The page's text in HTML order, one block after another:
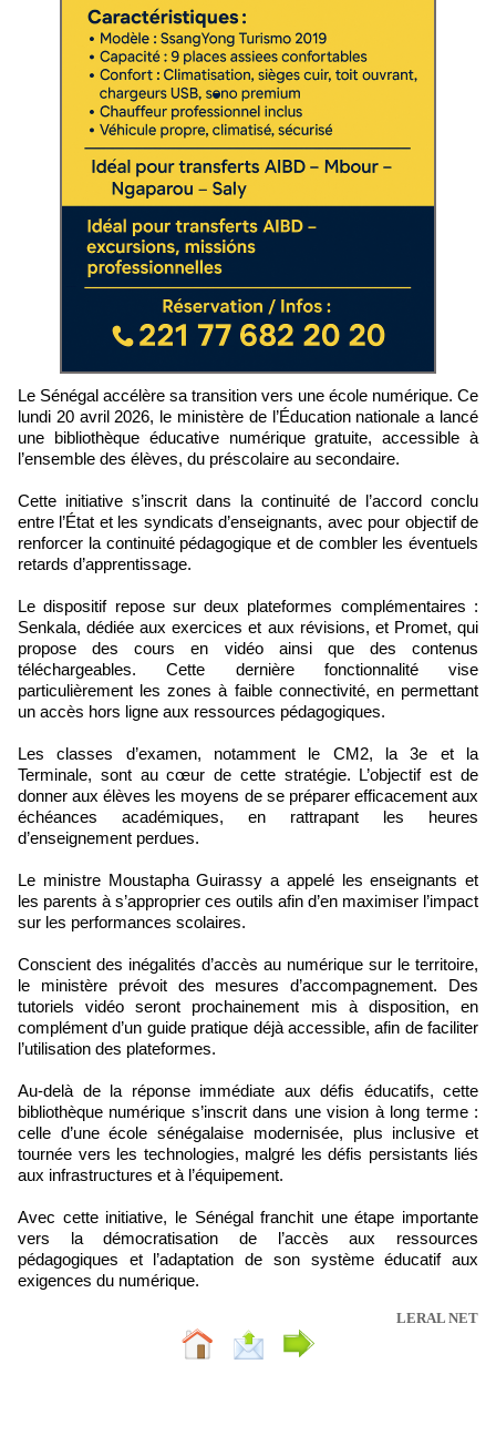
Le Sénégal accélère sa transition vers une école numérique. Ce
lundi 20 avril 2026, le ministère de l’Éducation nationale a lancé
une bibliothèque éducative numérique gratuite, accessible à
l’ensemble des élèves, du préscolaire au secondaire.
Cette initiative s’inscrit dans la continuité de l’accord conclu
entre l’État et les syndicats d’enseignants, avec pour objectif de
renforcer la continuité pédagogique et de combler les éventuels
retards d’apprentissage.
Le dispositif repose sur deux plateformes complémentaires :
Senkala, dédiée aux exercices et aux révisions, et Promet, qui
propose des cours en vidéo ainsi que des contenus
téléchargeables. Cette dernière fonctionnalité vise
particulièrement les zones à faible connectivité, en permettant
un accès hors ligne aux ressources pédagogiques.
Les classes d’examen, notamment le CM2, la 3e et la
Terminale, sont au cœur de cette stratégie. L’objectif est de
donner aux élèves les moyens de se préparer efficacement aux
échéances académiques, en rattrapant les heures
d’enseignement perdues.
Le ministre Moustapha Guirassy a appelé les enseignants et
les parents à s’approprier ces outils afin d’en maximiser l’impact
sur les performances scolaires.
Conscient des inégalités d’accès au numérique sur le territoire,
le ministère prévoit des mesures d’accompagnement. Des
tutoriels vidéo seront prochainement mis à disposition, en
complément d’un guide pratique déjà accessible, afin de faciliter
l’utilisation des plateformes.
Au-delà de la réponse immédiate aux défis éducatifs, cette
bibliothèque numérique s’inscrit dans une vision à long terme :
celle d’une école sénégalaise modernisée, plus inclusive et
tournée vers les technologies, malgré les défis persistants liés
aux infrastructures et à l’équipement.
Avec cette initiative, le Sénégal franchit une étape importante
vers la démocratisation de l’accès aux ressources
pédagogiques et l’adaptation de son système éducatif aux
exigences du numérique.
LERAL NET